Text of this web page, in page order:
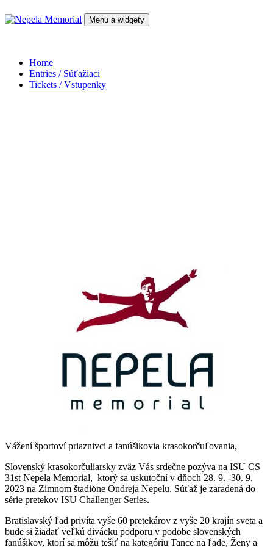
na
Menu a widgety
Home
Entries / Súťažiaci
Tickets / Vstupenky
Vážení športoví priaznivci a fanúšikovia krasokorčuľovania,
Slovenský krasokorčuliarsky zväz Vás srdečne pozýva na ISU CS
31st Nepela Memorial, ktorý sa uskutoční v dňoch 28. 9. -30. 9.
2023 na Zimnom štadióne Ondreja Nepelu. Súťaž je zaradená do
série pretekov ISU Challenger Series.
Bratislavský ľad privíta vyše 60 pretekárov z vyše 20 krajín sveta a
bude si žiadať veľkú divácku podporu v podobe slovenských
fanúšikov, ktorí sa môžu tešiť na kategóriu Tance na ľade, Ženy a